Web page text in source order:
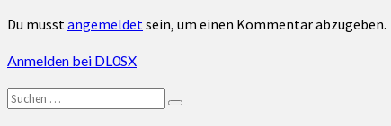
Du musstangemeldetsein, um einen Kommentar abzugeben.
Anmelden bei DL0SX
Suchen
nach:
Suchen